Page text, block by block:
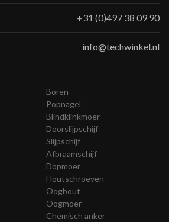
+31 (0)497 38 09 90
info@techwinkel.nl
Boren
Popnagel
Blindklinkmoer
Doorslijpschijf
Slijpschijf
Afbraamschijf
Dopmoer
Houtschroeven
Oogbout
Oogmoer
Chemisch anker